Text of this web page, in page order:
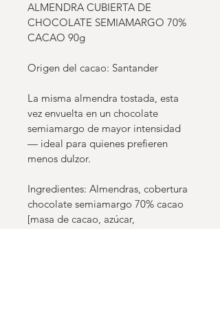
ALMENDRA CUBIERTA DE
CHOCOLATE SEMIAMARGO 70%
CACAO 90g
Origen del cacao: Santander
La misma almendra tostada, esta
vez envuelta en un chocolate
semiamargo de mayor intensidad
— ideal para quienes prefieren
menos dulzor.
Ingredientes: Almendras, cobertura
chocolate semiamargo 70% cacao
[masa de cacao, azúcar,